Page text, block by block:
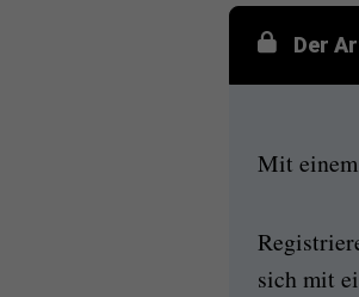
Der
Mit
sich mit